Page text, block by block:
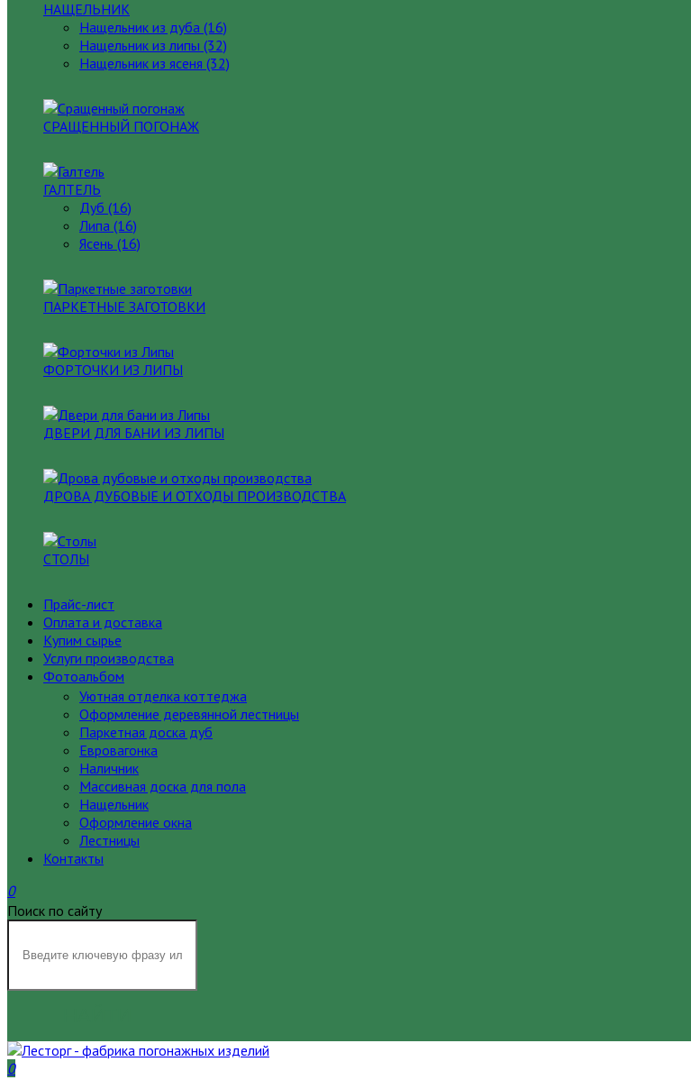
НАЩЕЛЬНИК
Нащельник из дуба (16)
Нащельник из липы (32)
Нащельник из ясеня (32)
СРАЩЕННЫЙ ПОГОНАЖ
ГАЛТЕЛЬ
Дуб (16)
Липа (16)
Ясень (16)
ПАРКЕТНЫЕ ЗАГОТОВКИ
ФОРТОЧКИ ИЗ ЛИПЫ
ДВЕРИ ДЛЯ БАНИ ИЗ ЛИПЫ
ДРОВА ДУБОВЫЕ И ОТХОДЫ ПРОИЗВОДСТВА
СТОЛЫ
Прайс-лист
Оплата и доставка
Купим сырье
Услуги производства
Фотоальбом
Уютная отделка коттеджа
Оформление деревянной лестницы
Паркетная доска дуб
Евровагонка
Наличник
Массивная доска для пола
Нащельник
Оформление окна
Лестницы
Контакты
0
Поиск по сайту
0